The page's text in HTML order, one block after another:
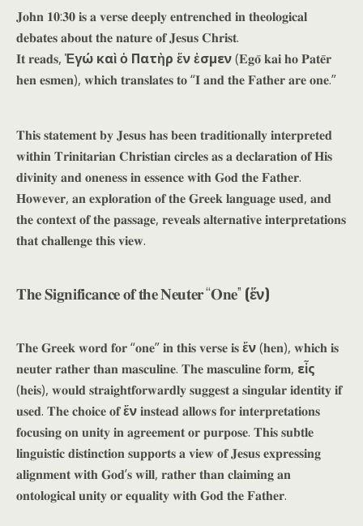
𝐉𝐨𝐡𝐧 𝟏𝟎:𝟑𝟎 𝐢𝐬 𝐚 𝐯𝐞𝐫𝐬𝐞 𝐝𝐞𝐞𝐩𝐥𝐲 𝐞𝐧𝐭𝐫𝐞𝐧𝐜𝐡𝐞𝐝 𝐢𝐧 𝐭𝐡𝐞𝐨𝐥𝐨𝐠𝐢𝐜𝐚𝐥
𝐝𝐞𝐛𝐚𝐭𝐞𝐬 𝐚𝐛𝐨𝐮𝐭 𝐭𝐡𝐞 𝐧𝐚𝐭𝐮𝐫𝐞 𝐨𝐟 𝐉𝐞𝐬𝐮𝐬 𝐂𝐡𝐫𝐢𝐬𝐭.
𝐈𝐭 𝐫𝐞𝐚𝐝𝐬, Ἐγώ καὶ ὁ Πατὴρ ἕν ἐσμεν(𝐄𝐠𝐨̄ 𝐤𝐚𝐢 𝐡𝐨 𝐏𝐚𝐭𝐞̄𝐫
𝐡𝐞𝐧 𝐞𝐬𝐦𝐞𝐧), 𝐰𝐡𝐢𝐜𝐡 𝐭𝐫𝐚𝐧𝐬𝐥𝐚𝐭𝐞𝐬 𝐭𝐨 “𝐈 𝐚𝐧𝐝 𝐭𝐡𝐞 𝐅𝐚𝐭𝐡𝐞𝐫 𝐚𝐫𝐞 𝐨𝐧𝐞.”
𝐓𝐡𝐢𝐬 𝐬𝐭𝐚𝐭𝐞𝐦𝐞𝐧𝐭 𝐛𝐲 𝐉𝐞𝐬𝐮𝐬 𝐡𝐚𝐬 𝐛𝐞𝐞𝐧 𝐭𝐫𝐚𝐝𝐢𝐭𝐢𝐨𝐧𝐚𝐥𝐥𝐲 𝐢𝐧𝐭𝐞𝐫𝐩𝐫𝐞𝐭𝐞𝐝
𝐰𝐢𝐭𝐡𝐢𝐧 𝐓𝐫𝐢𝐧𝐢𝐭𝐚𝐫𝐢𝐚𝐧 𝐂𝐡𝐫𝐢𝐬𝐭𝐢𝐚𝐧 𝐜𝐢𝐫𝐜𝐥𝐞𝐬 𝐚𝐬 𝐚 𝐝𝐞𝐜𝐥𝐚𝐫𝐚𝐭𝐢𝐨𝐧 𝐨𝐟 𝐇𝐢𝐬
𝐝𝐢𝐯𝐢𝐧𝐢𝐭𝐲 𝐚𝐧𝐝 𝐨𝐧𝐞𝐧𝐞𝐬𝐬 𝐢𝐧 𝐞𝐬𝐬𝐞𝐧𝐜𝐞 𝐰𝐢𝐭𝐡 𝐆𝐨𝐝 𝐭𝐡𝐞 𝐅𝐚𝐭𝐡𝐞𝐫.
𝐇𝐨𝐰𝐞𝐯𝐞𝐫, 𝐚𝐧 𝐞𝐱𝐩𝐥𝐨𝐫𝐚𝐭𝐢𝐨𝐧 𝐨𝐟 𝐭𝐡𝐞 𝐆𝐫𝐞𝐞𝐤 𝐥𝐚𝐧𝐠𝐮𝐚𝐠𝐞 𝐮𝐬𝐞𝐝, 𝐚𝐧𝐝
𝐭𝐡𝐞 𝐜𝐨𝐧𝐭𝐞𝐱𝐭 𝐨𝐟 𝐭𝐡𝐞 𝐩𝐚𝐬𝐬𝐚𝐠𝐞, 𝐫𝐞𝐯𝐞𝐚𝐥𝐬 𝐚𝐥𝐭𝐞𝐫𝐧𝐚𝐭𝐢𝐯𝐞 𝐢𝐧𝐭𝐞𝐫𝐩𝐫𝐞𝐭𝐚𝐭𝐢𝐨𝐧𝐬
𝐭𝐡𝐚𝐭 𝐜𝐡𝐚𝐥𝐥𝐞𝐧𝐠𝐞 𝐭𝐡𝐢𝐬 𝐯𝐢𝐞𝐰.
𝐓𝐡𝐞 𝐒𝐢𝐠𝐧𝐢𝐟𝐢𝐜𝐚𝐧𝐜𝐞 𝐨𝐟 𝐭𝐡𝐞 𝐍𝐞𝐮𝐭𝐞𝐫 “𝐎𝐧𝐞” (ἕν)
𝐓𝐡𝐞 𝐆𝐫𝐞𝐞𝐤 𝐰𝐨𝐫𝐝 𝐟𝐨𝐫 “𝐨𝐧𝐞” 𝐢𝐧 𝐭𝐡𝐢𝐬 𝐯𝐞𝐫𝐬𝐞 𝐢𝐬ἕν(𝐡𝐞𝐧), 𝐰𝐡𝐢𝐜𝐡 𝐢𝐬
𝐧𝐞𝐮𝐭𝐞𝐫 𝐫𝐚𝐭𝐡𝐞𝐫 𝐭𝐡𝐚𝐧 𝐦𝐚𝐬𝐜𝐮𝐥𝐢𝐧𝐞. 𝐓𝐡𝐞 𝐦𝐚𝐬𝐜𝐮𝐥𝐢𝐧𝐞 𝐟𝐨𝐫𝐦, εἷς
(𝐡𝐞𝐢𝐬), 𝐰𝐨𝐮𝐥𝐝 𝐬𝐭𝐫𝐚𝐢𝐠𝐡𝐭𝐟𝐨𝐫𝐰𝐚𝐫𝐝𝐥𝐲 𝐬𝐮𝐠𝐠𝐞𝐬𝐭 𝐚 𝐬𝐢𝐧𝐠𝐮𝐥𝐚𝐫 𝐢𝐝𝐞𝐧𝐭𝐢𝐭𝐲 𝐢𝐟
𝐮𝐬𝐞𝐝. 𝐓𝐡𝐞 𝐜𝐡𝐨𝐢𝐜𝐞 𝐨𝐟ἕν𝐢𝐧𝐬𝐭𝐞𝐚𝐝 𝐚𝐥𝐥𝐨𝐰𝐬 𝐟𝐨𝐫 𝐢𝐧𝐭𝐞𝐫𝐩𝐫𝐞𝐭𝐚𝐭𝐢𝐨𝐧𝐬
𝐟𝐨𝐜𝐮𝐬𝐢𝐧𝐠 𝐨𝐧 𝐮𝐧𝐢𝐭𝐲 𝐢𝐧 𝐚𝐠𝐫𝐞𝐞𝐦𝐞𝐧𝐭 𝐨𝐫 𝐩𝐮𝐫𝐩𝐨𝐬𝐞. 𝐓𝐡𝐢𝐬 𝐬𝐮𝐛𝐭𝐥𝐞
𝐥𝐢𝐧𝐠𝐮𝐢𝐬𝐭𝐢𝐜 𝐝𝐢𝐬𝐭𝐢𝐧𝐜𝐭𝐢𝐨𝐧 𝐬𝐮𝐩𝐩𝐨𝐫𝐭𝐬 𝐚 𝐯𝐢𝐞𝐰 𝐨𝐟 𝐉𝐞𝐬𝐮𝐬 𝐞𝐱𝐩𝐫𝐞𝐬𝐬𝐢𝐧𝐠
𝐚𝐥𝐢𝐠𝐧𝐦𝐞𝐧𝐭 𝐰𝐢𝐭𝐡 𝐆𝐨𝐝’𝐬 𝐰𝐢𝐥𝐥, 𝐫𝐚𝐭𝐡𝐞𝐫 𝐭𝐡𝐚𝐧 𝐜𝐥𝐚𝐢𝐦𝐢𝐧𝐠 𝐚𝐧
𝐨𝐧𝐭𝐨𝐥𝐨𝐠𝐢𝐜𝐚𝐥 𝐮𝐧𝐢𝐭𝐲 𝐨𝐫 𝐞𝐪𝐮𝐚𝐥𝐢𝐭𝐲 𝐰𝐢𝐭𝐡 𝐆𝐨𝐝 𝐭𝐡𝐞 𝐅𝐚𝐭𝐡𝐞𝐫.